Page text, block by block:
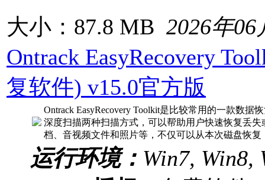
大小：87.8 MB 2026年06
Ontrack EasyRecovery
复软件) v15.0官方版
Ontrack EasyRecovery Toolkit是比较常用的一款数据
深度扫描两种扫描方式，可以帮助用户快速恢复丢
档、音视频文件和照片等，不仅可以从本次磁盘恢
运行环境： Win7, Win8,